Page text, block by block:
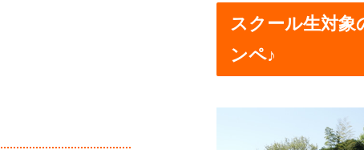
スクール生対象
ンペ♪